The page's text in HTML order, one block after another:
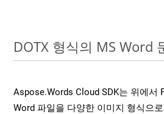
DOTX 형식의 MS Word
Aspose.Words Cloud SDK는 위에서
Word 파일을 다양한 이미지 형식으